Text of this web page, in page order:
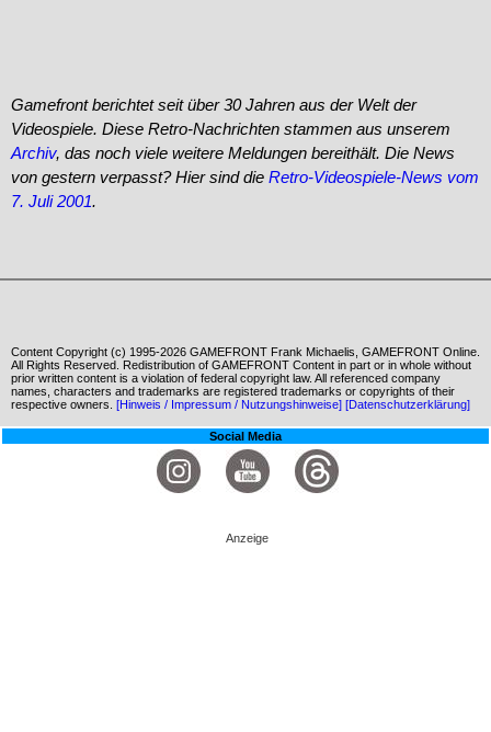
Gamefront berichtet seit über 30 Jahren aus der Welt der
Videospiele. Diese Retro-Nachrichten stammen aus unserem
Archiv, das noch viele weitere Meldungen bereithält. Die News
von gestern verpasst? Hier sind die Retro-Videospiele-News vom
7. Juli 2001.
Content Copyright (c) 1995-2026 GAMEFRONT Frank Michaelis, GAMEFRONT Online.
All Rights Reserved. Redistribution of GAMEFRONT Content in part or in whole without
prior written content is a violation of federal copyright law. All referenced company
names, characters and trademarks are registered trademarks or copyrights of their
respective owners. [Hinweis / Impressum / Nutzungshinweise] [Datenschutzerklärung]
Social Media
Anzeige